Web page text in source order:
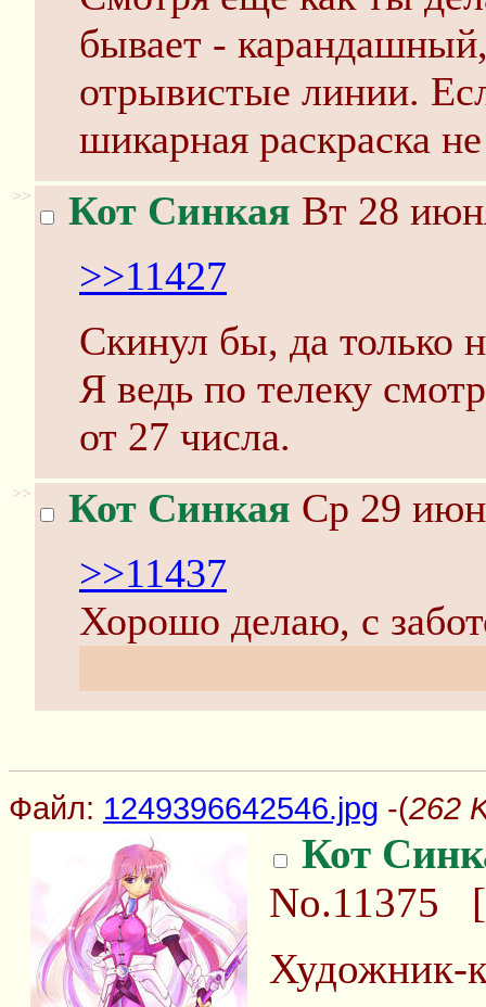
бывает -
отрывистые линии.
шикарная раскраска
>> Кот Синкая Вт 28
>>11427
Скинул бы, да только
Я ведь по телеку
от 27 числа.
>> Кот Синкая Ср 29
>>11437
Хорошо делаю, с
Файл: 1249396642546.jpg -(262
Кот
No.11375 [
Художник-